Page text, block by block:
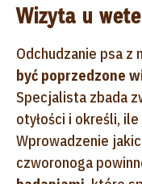
Wizyta u
Odchudzanie psa z
być poprzedzone
Specjalista zbada
otyłości i określi,
Wprowadzenie
czworonoga